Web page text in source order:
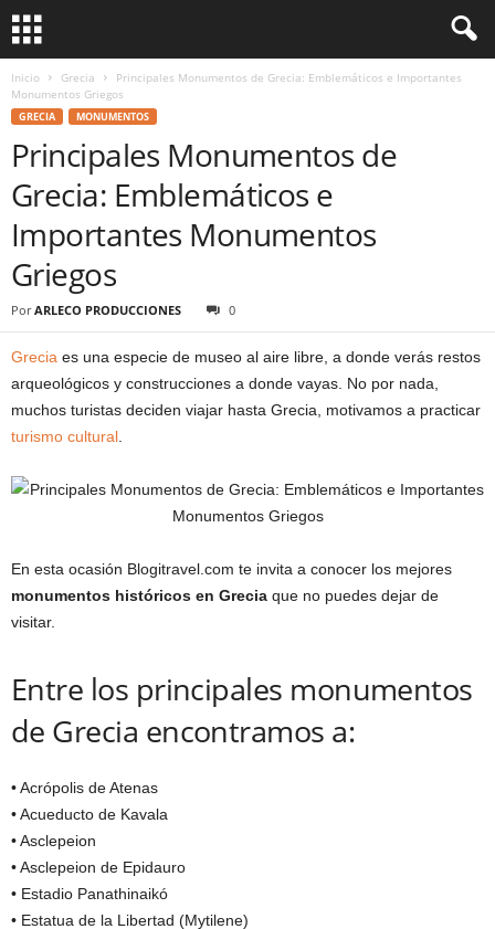
Inicio Grecia
Principales Monumentos de Grecia: Emblemáticos e Importantes
Monumentos Griegos
GRECIA MONUMENTOS
Principales Monumentos de
Grecia: Emblemáticos e
Importantes Monumentos
Griegos
Por ARLECO PRODUCCIONES 0
Grecia es una especie de museo al aire libre, a donde verás restos
arqueológicos y construcciones a donde vayas. No por nada,
muchos turistas deciden viajar hasta Grecia, motivamos a practicar
turismo cultural
En esta ocasión Blogitravel.com te invita a conocer los mejores
monumentos históricos en Grecia que no puedes dejar de
visitar.
Entre los principales monumentos
de Grecia encontramos a:
• Acrópolis de Atenas
• Acueducto de Kavala
• Asclepeion
• Asclepeion de Epidauro
• Estadio Panathinaikó
• Estatua de la Libertad (Mytilene)